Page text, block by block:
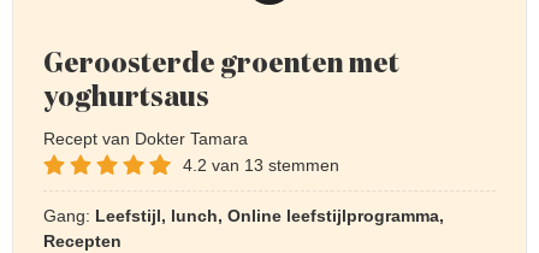
Geroosterde groenten met
yoghurtsaus
Recept van Dokter Tamara
4.2 van 13 stemmen
Gang: Leefstijl, lunch, Online leefstijlprogramma,
Recepten